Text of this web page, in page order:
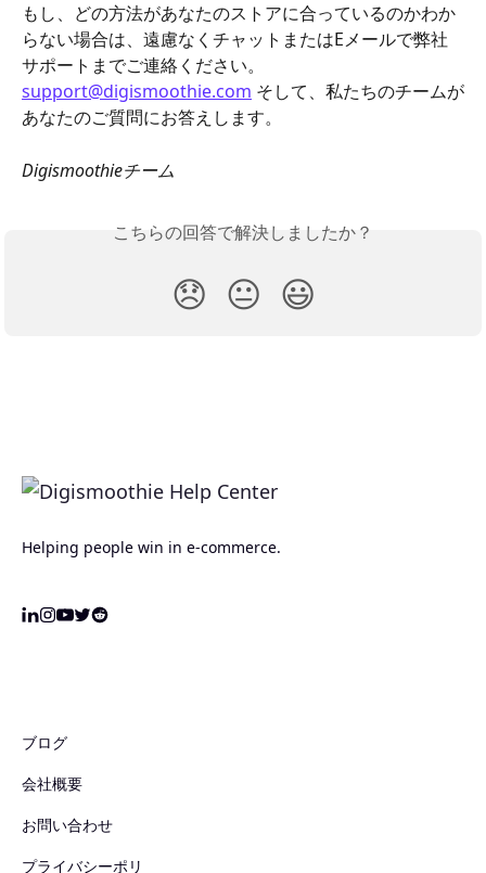
もし、どの方法があなたのストアに合っているのかわか
らない場合は、遠慮なくチャットまたはEメールで弊社
サポートまでご連絡ください。
support@digismoothie.com そして、私たちのチームが
あなたのご質問にお答えします。
Digismoothieチーム
こちらの回答で解決しましたか？
😞 😐 😃
Helping people win in e-commerce.
ブログ
会社概要
お問い合わせ
プライバシーポリ